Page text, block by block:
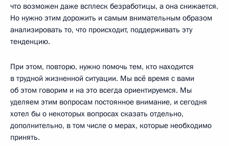
что возможен даже всплеск безработицы, а она снижается.
Но нужно этим дорожить и самым внимательным образом
анализировать то, что происходит, поддерживать эту
тенденцию.
При этом, повторю, нужно помочь тем, кто находится
в трудной жизненной ситуации. Мы всё время с вами
об этом говорим и на это всегда ориентируемся. Мы
уделяем этим вопросам постоянное внимание, и сегодня
хотел бы о некоторых вопросах сказать отдельно,
дополнительно, в том числе о мерах, которые необходимо
принять.